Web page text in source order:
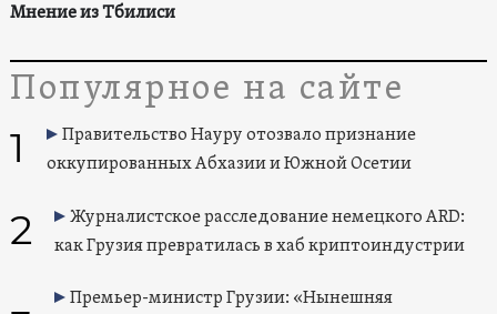
Мнение из Тбилиси
Популярное на сайте
1
Правительство Науру отозвало признание
оккупированных Абхазии и Южной Осетии
2
Журналистское расследование немецкого ARD:
как Грузия превратилась в хаб криптоиндустрии
Премьер-министр Грузии: «Нынешняя